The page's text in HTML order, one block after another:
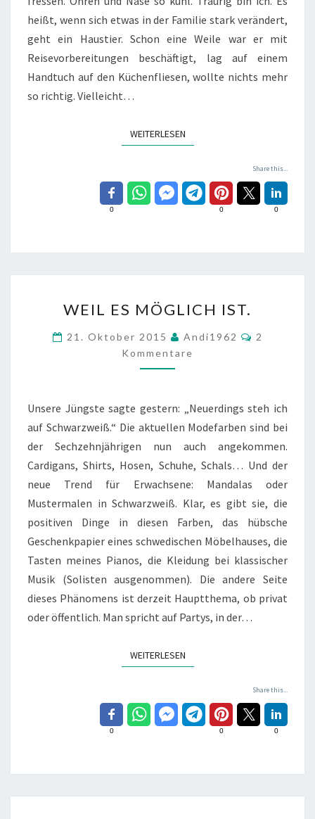
heißt, wenn sich etwas in der Familie stark verändert,
geht ein Haustier. Schon eine Weile war er mit
Reisevorbereitungen beschäftigt, lag auf einem
Handtuch auf den Küchenfliesen, wollte nichts mehr
so richtig. Vielleicht…
WEITERLESENWEITERLESEN
Share this...
0 0 0
ES
MÖGLICH
IST.
WEIL ES MÖGLICH IST.
21. Oktober 2015 Andi1962
2
Kommentare
Unsere Jüngste sagte gestern: „Neuerdings steh ich
auf Schwarzweiß.“ Die aktuellen Modefarben sind bei
der Sechzehnjährigen nun auch angekommen.
Cardigans, Shirts, Hosen, Schuhe, Schals… Und der
neue Trend für Erwachsene: Mandalas oder
Mustermalen in Schwarzweiß. Klar, es gibt sie, die
positiven Dinge in diesen Farben, das hübsche
Geschenkpapier eines schwedischen Möbelhauses, die
Tasten meines Pianos, die Kleidung bei klassischer
Musik (Solisten ausgenommen). Die andere Seite
dieses Phänomens ist derzeit Hauptthema, ob privat
oder öffentlich. Man spricht auf Partys, in der…
WEITERLESENWEITERLESEN
Share this...
0 0 0